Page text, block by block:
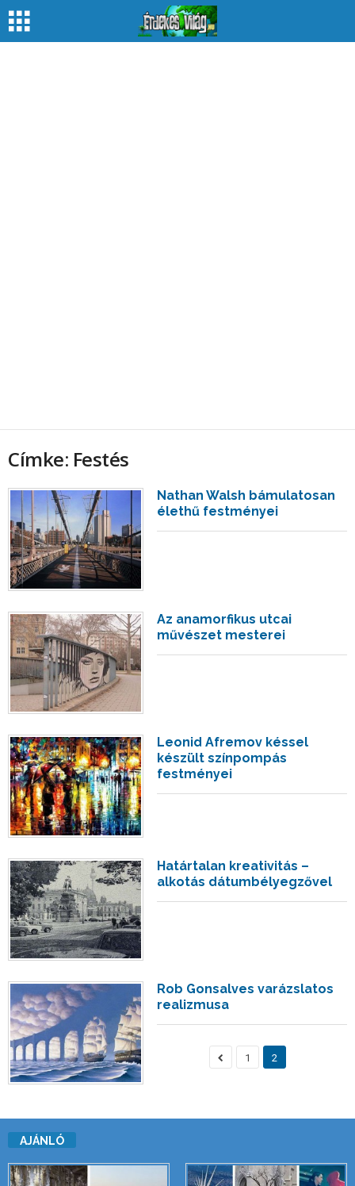
Címke: Festés
Nathan Walsh bámulatosan
élethű festményei
Az anamorfikus utcai
művészet mesterei
Leonid Afremov késsel
készült színpompás
festményei
Határtalan kreativitás –
alkotás dátumbélyegzővel
Rob Gonsalves varázslatos
realizmusa
1 2
AJÁNLÓ